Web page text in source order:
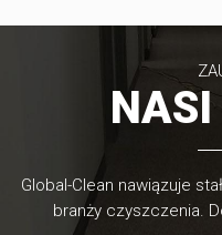
NASI
Global-Clean nawiązuje
branży czyszczenia.